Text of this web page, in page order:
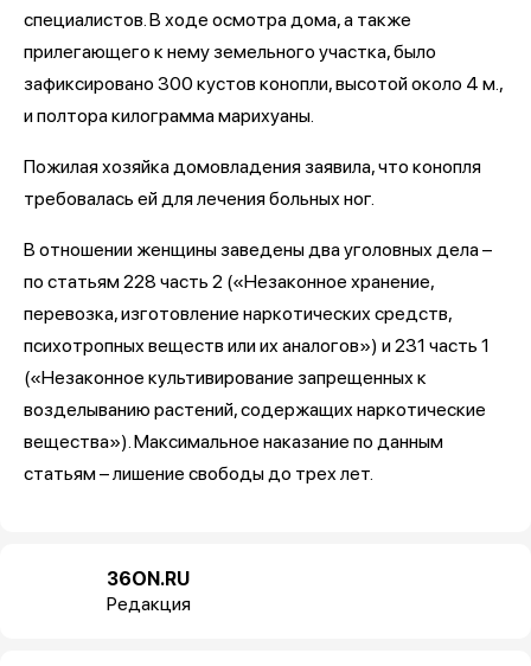
специалистов. В ходе осмотра дома, а также
прилегающего к нему земельного участка, было
зафиксировано 300 кустов конопли, высотой около 4 м.,
и полтора килограмма марихуаны.
Пожилая хозяйка домовладения заявила, что конопля
требовалась ей для лечения больных ног.
В отношении женщины заведены два уголовных дела –
по статьям 228 часть 2 («Незаконное хранение,
перевозка, изготовление наркотических средств,
психотропных веществ или их аналогов») и 231 часть 1
(«Незаконное культивирование запрещенных к
возделыванию растений, содержащих наркотические
вещества»). Максимальное наказание по данным
статьям – лишение свободы до трех лет.
36ON.RU
Редакция